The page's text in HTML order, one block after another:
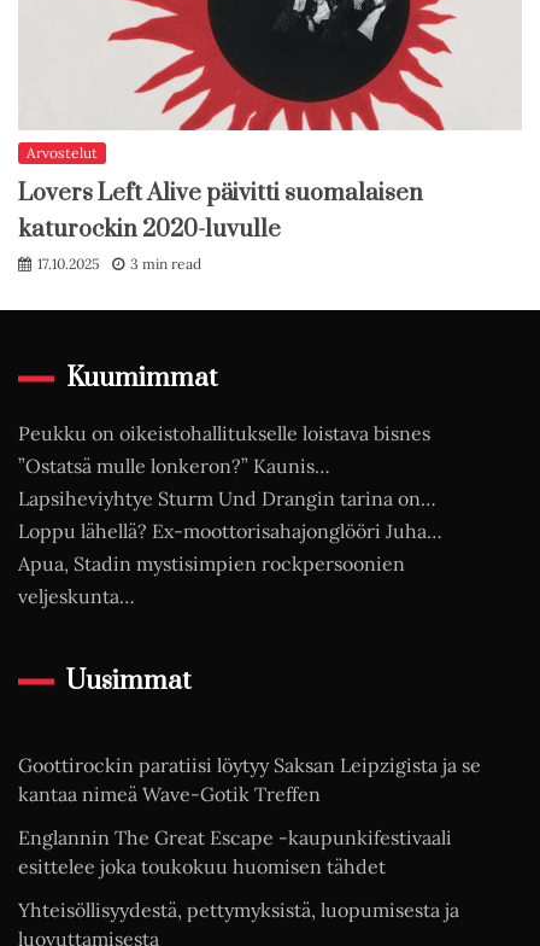
Arvostelut
Lovers Left Alive päivitti suomalaisen
katurockin 2020-luvulle
17.10.2025 3 min read
Kuumimmat
Peukku on oikeistohallitukselle loistava bisnes
”Ostatsä mulle lonkeron?” Kaunis…
Lapsiheviyhtye Sturm Und Drangin tarina on…
Loppu lähellä? Ex-moottorisahajonglööri Juha…
Apua, Stadin mystisimpien rockpersoonien
veljeskunta…
Uusimmat
Goottirockin paratiisi löytyy Saksan Leipzigista ja se
kantaa nimeä Wave-Gotik Treffen
Englannin The Great Escape -kaupunkifestivaali
esittelee joka toukokuu huomisen tähdet
Yhteisöllisyydestä, pettymyksistä, luopumisesta ja
luovuttamisesta